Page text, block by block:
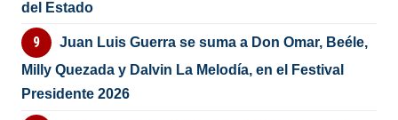
del Estado
Juan Luis Guerra se suma a Don Omar, Beéle,
Milly Quezada y Dalvin La Melodía, en el Festival
Presidente 2026